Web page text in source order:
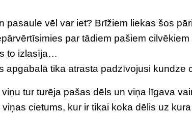
pasaule vēl var iet? Brīžiem liekas šos
par tādiem pašiem
to izlasīja…
apgabalā tika atrasta padzīvojusi kundze
tur turēja pašas dēls un viņa līgava
cietums, kur ir tikai koka dēlis uz